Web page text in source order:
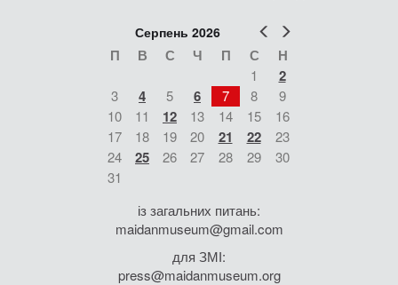
Попер
Серпень 2026
П В С Ч П С Н
1 2
3 4 5 6 7 8
9
10
11 12 13 14 15
16
17
18 19 20 21 22
23
24
25 26 27 28 29
30
31
із загальних питань:
maidanmuseum@gmail.com
для ЗМІ:
press@maidanmuseum.org